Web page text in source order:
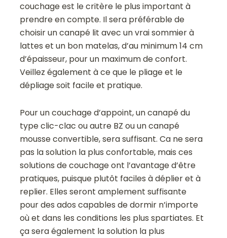
couchage est le critère le plus important à
prendre en compte. Il sera préférable de
choisir un canapé lit avec un vrai sommier à
lattes et un bon matelas, d’au minimum 14 cm
d’épaisseur, pour un maximum de confort.
Veillez également à ce que le pliage et le
dépliage soit facile et pratique.
Pour un couchage d’appoint, un canapé du
type clic-clac ou autre BZ ou un canapé
mousse convertible, sera suffisant. Ca ne sera
pas la solution la plus confortable, mais ces
solutions de couchage ont l’avantage d’être
pratiques, puisque plutôt faciles à déplier et à
replier. Elles seront amplement suffisante
pour des ados capables de dormir n’importe
où et dans les conditions les plus spartiates. Et
ça sera également la solution la plus